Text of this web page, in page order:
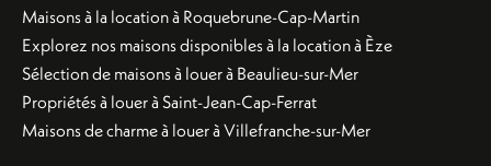
Maisons à la location à Roquebrune-Cap-Martin
Explorez nos maisons disponibles à la location à Èze
Sélection de maisons à louer à Beaulieu-sur-Mer
Propriétés à louer à Saint-Jean-Cap-Ferrat
Maisons de charme à louer à Villefranche-sur-Mer